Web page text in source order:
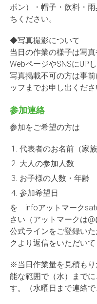
ボン）・帽子・飲料・
ちください。
◆写真撮影について
当日の作業の様子は写
WebページやSNSにUPし
写真掲載不可の方は事
ッフまでお申し出くださ
参加連絡
参加をご希望の方は
代表者のお名前（家
大人の参加人数
お子様の人数・年齢
参加希望日
を infoアットマーク
さい（アットマークは@
公式ラインをご登録い
クより返信をいただいて
※当日作業量を見積も
能な範囲で（水）まで
す。（水曜日まで連絡で